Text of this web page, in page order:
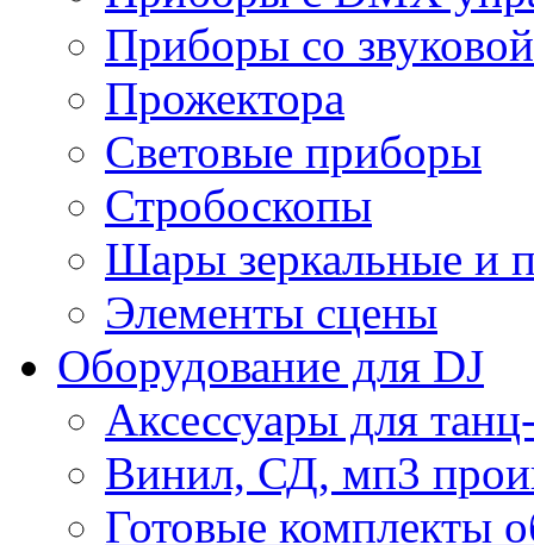
Приборы со
Прожектора
Световые приборы
Стробоскопы
Шары зеркальные и
Элементы сцены
Оборудование для DJ
Аксессуары для
Винил, СД, мп3
Готовые комплекты